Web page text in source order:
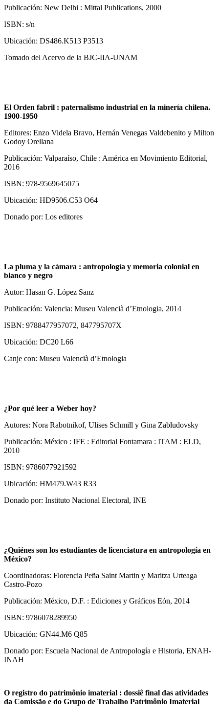
Publicación: New Delhi : Mittal Publications, 2000
ISBN: s/n
Ubicación: DS486.K513 P3513
Tomado del Acervo de la BJC-IIA-UNAM
El Orden fabril : paternalismo industrial en la minería chilena.
1900-1950
Editores: Enzo Videla Bravo, Hernán Venegas Valdebenito y Milton
Godoy Orellana
Publicación: Valparaíso, Chile : América en Movimiento Editorial,
2016
ISBN: 978-9569645075
Ubicación: HD9506.C53 O64
Donado por: Los editores
La pluma y la cámara : antropología y memoria colonial en
blanco y negro
Autor: Hasan G. López Sanz
Publicación: Valencia: Museu Valencià d’Etnologia, 2014
ISBN: 9788477957072, 847795707X
Ubicación: DC20 L66
Canje con: Museu Valencià d’Etnologia
¿Por qué leer a Weber hoy?
Autores: Nora Rabotnikof, Ulises Schmill y Gina Zabludovsky
Publicación: México : IFE : Editorial Fontamara : ITAM : ELD,
2010
ISBN: 9786077921592
Ubicación: HM479.W43 R33
Donado por: Instituto Nacional Electoral, INE
¿Quiénes son los estudiantes de licenciatura en antropología en
México?
Coordinadoras: Florencia Peña Saint Martin y Maritza Urteaga
Castro-Pozo
Publicación: México, D.F. : Ediciones y Gráficos Eón, 2014
ISBN: 9786078289950
Ubicación: GN44.M6 Q85
Donado por: Escuela Nacional de Antropología e Historia, ENAH-
INAH
O registro do patrimônio imaterial : dossiê final das atividades
da Comissão e do Grupo de Trabalho Patrimônio Imaterial